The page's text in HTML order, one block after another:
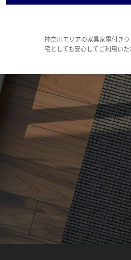
神奈川エリアの家具家電付き
宅としても安心してご利用い